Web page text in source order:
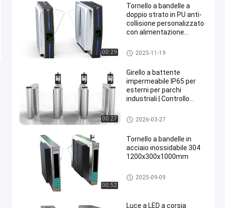
00:29
Tornello a bandelle a
doppio strato in PU anti-
collisione personalizzato
con alimentazione
passaggio di 45
persone/min
Tornello con barriera a ribalta
2025-11-19
00:27
Girello a battente
impermeabile IP65 per
esterni per parchi
industriali | Controllo
traffico
Tornello con barriera a ribalta
2026-03-27
00:52
Tornello a bandelle in
acciaio inossidabile 304
1200x300x1000mm
Tornello con barriera a ribalta
2025-09-09
Luce a LED a corsia